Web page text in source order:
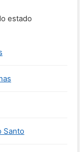
estado
Santo